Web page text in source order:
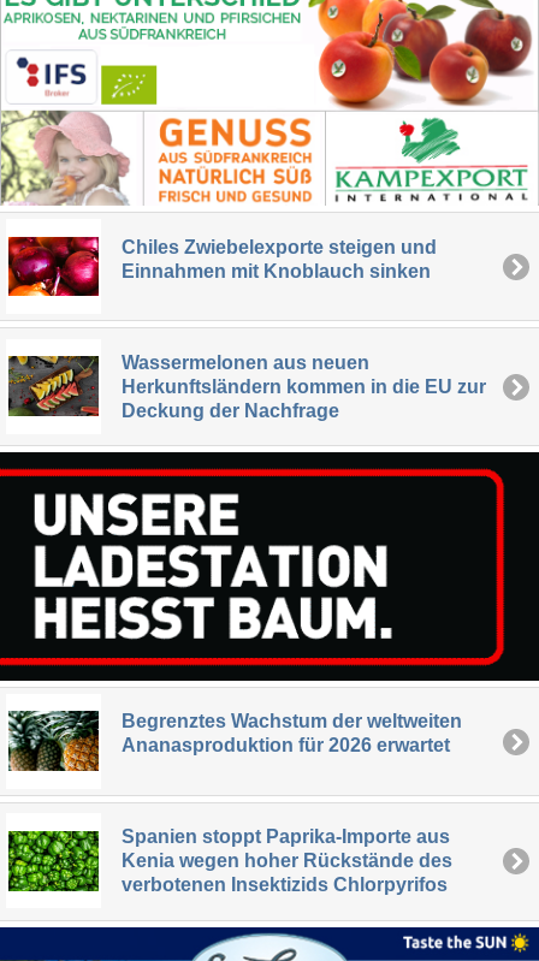
Chiles Zwiebelexporte steigen und
Einnahmen mit Knoblauch sinken
Wassermelonen aus neuen
Herkunftsländern kommen in die EU zur
Deckung der Nachfrage
Begrenztes Wachstum der weltweiten
Ananasproduktion für 2026 erwartet
Spanien stoppt Paprika-Importe aus
Kenia wegen hoher Rückstände des
verbotenen Insektizids Chlorpyrifos